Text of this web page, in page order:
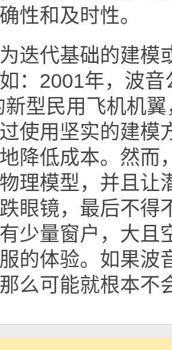
性和及时性。
迭代基础的建模
：2001年，波
新型民用飞机机
使用坚实的建模
降低成本。然而
理模型，并且让
眼镜，最后不得
少量窗户，大且
的体验。如果波
么可能就根本不